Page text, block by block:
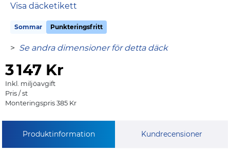
Visa däcketikett
Sommar Punkteringsfritt
> Se andra dimensioner för detta däck
3147 Kr
Inkl. miljöavgift
Pris / st
Monteringspris 385 Kr
Produktinformation Kundrecensioner